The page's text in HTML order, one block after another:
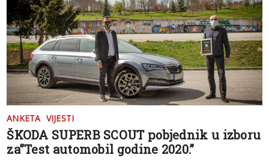
ANKETA VIJESTI
ŠKODA SUPERB SCOUT pobjednik u izboru
za”Test automobil godine 2020.”